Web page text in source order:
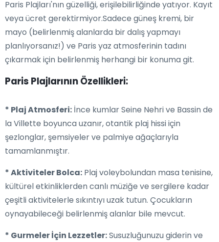
Paris Plajları'nın güzelliği, erişilebilirliğinde yatıyor. Kayıt
veya ücret gerektirmiyor.Sadece güneş kremi, bir
mayo (belirlenmiş alanlarda bir dalış yapmayı
planlıyorsanız!) ve Paris yaz atmosferinin tadını
çıkarmak için belirlenmiş herhangi bir konuma git.
Paris Plajlarının Özellikleri:
* Plaj Atmosferi: İnce kumlar Seine Nehri ve Bassin de
la Villette boyunca uzanır, otantik plaj hissi için
şezlonglar, şemsiyeler ve palmiye ağaçlarıyla
tamamlanmıştır.
* Aktiviteler Bolca: Plaj voleybolundan masa tenisine,
kültürel etkinliklerden canlı müziğe ve sergilere kadar
çeşitli aktivitelerle sıkıntıyı uzak tutun. Çocukların
oynayabileceği belirlenmiş alanlar bile mevcut.
* Gurmeler İçin Lezzetler:Susuzluğunuzu giderin ve